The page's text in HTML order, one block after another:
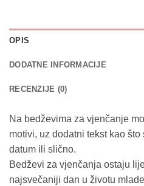
OPIS
DODATNE INFORMACIJE
RECENZIJE (0)
Na bedževima za vjenčanje
motivi, uz dodatni tekst kao
datum ili slično.
Bedževi za vjenčanja ostaju
najsvečaniji dan u životu